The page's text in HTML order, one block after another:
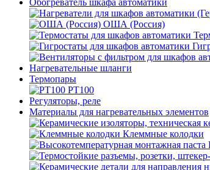
Обогреватель шкафа автоматики
ОША (Россия)
Нагревательные шланги
Термопары
PT100
Регуляторы, реле
Материалы для нагревательных элементов
Клеммные колодки